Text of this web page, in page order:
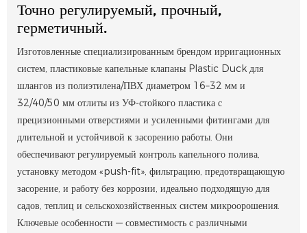
Точно регулируемый, прочный,
герметичный.
Изготовленные специализированным брендом ирригационных
систем, пластиковые капельные клапаны Plastic Duck для
шлангов из полиэтилена/ПВХ диаметром 16–32 мм и
32/40/50 мм отлиты из УФ-стойкого пластика с
прецизионными отверстиями и усиленными фитингами для
длительной и устойчивой к засорению работы. Они
обеспечивают регулируемый контроль капельного полива,
установку методом «push-fit», фильтрацию, предотвращающую
засорение, и работу без коррозии, идеально подходящую для
садов, теплиц и сельскохозяйственных систем микроорошения.
Ключевые особенности — совместимость с различными